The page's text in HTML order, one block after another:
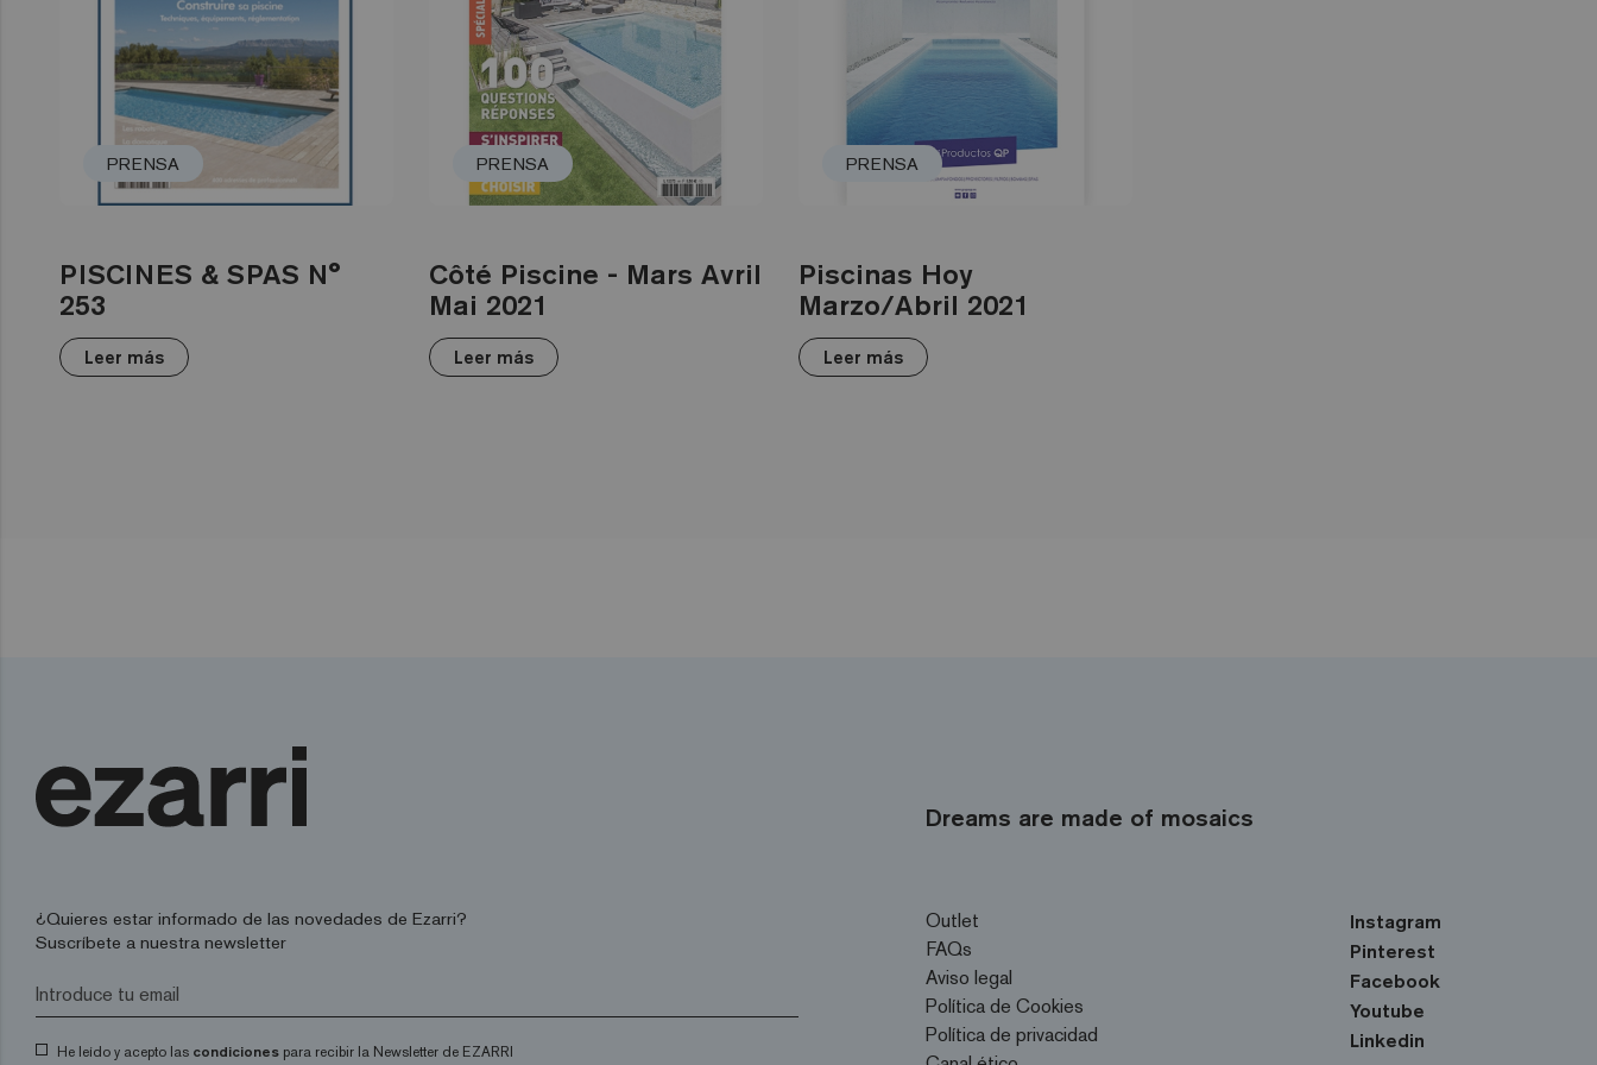
PRENSA
PISCINES & SPAS N°
253
Leer más
PRENSA
Côté Piscine - Mars Avril
Mai 2021
Leer más
PRENSA
Piscinas Hoy
Marzo/Abril 2021
Leer más
Dreams are made of mosaics
¿Quieres estar informado de las novedades de Ezarri?
Suscríbete a nuestra newsletter
He leído y acepto las condiciones para recibir la Newsletter de EZARRI
Outlet
FAQs
Aviso legal
Política de Cookies
Política de privacidad
Instagram
Pinterest
Facebook
Youtube
Linkedin